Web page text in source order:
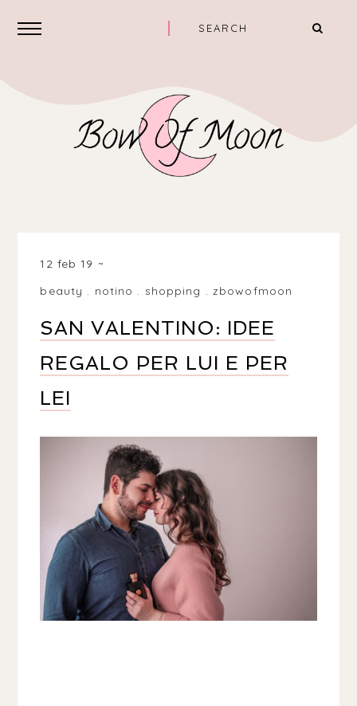
12 feb 19
beauty . notino . shopping . zbowofmoon
SAN VALENTINO: IDEE
REGALO PER LUI E PER
LEI